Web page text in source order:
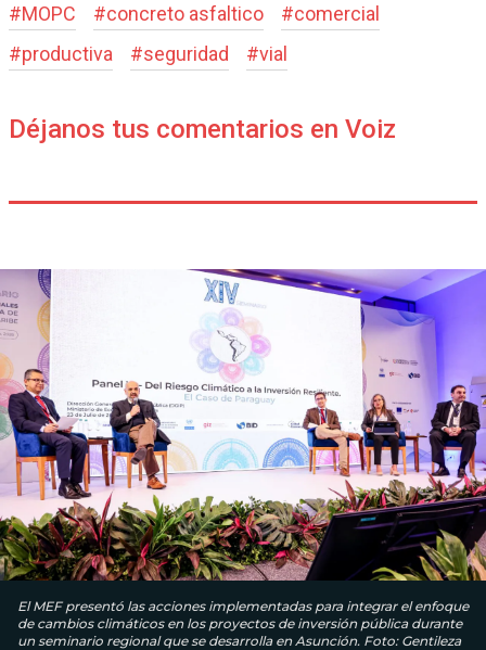
#MOPC #concreto asfaltico #comercial
#productiva #seguridad #vial
Déjanos tus comentarios en Voiz
El MEF presentó las acciones implementadas para integrar el enfoque
de cambios climáticos en los proyectos de inversión pública durante
un seminario regional que se desarrolla en Asunción. Foto: Gentileza